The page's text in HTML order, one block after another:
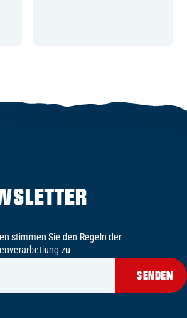
stimmen Sie den Regeln der
zu
SENDEN